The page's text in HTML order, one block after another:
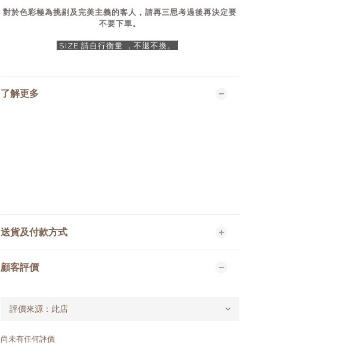
對於色彩極為挑剔及完美主義的客人，請再三思考過後再決定要
不要下單。
SIZE 請自行衡量 ，不退不換。
了解更多
送貨及付款方式
顧客評價
尚未有任何評價